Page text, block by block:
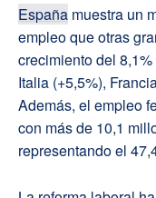
España muestra un
empleo que otras
crecimiento del
Italia (+5,5%),
Además, el empleo
con más de 10,1
representando el